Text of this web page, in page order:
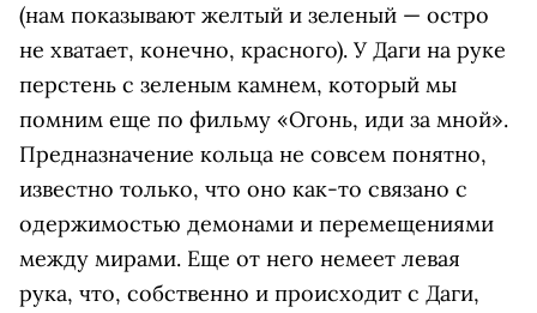
(нам показывают желтый и зеленый — остро
не хватает, конечно, красного). У Даги на руке
перстень с зеленым камнем, который мы
помним еще по фильму «Огонь, иди за мной».
Предназначение кольца не совсем понятно,
известно только, что оно как-то связано с
одержимостью демонами и перемещениями
между мирами. Еще от него немеет левая
рука, что, собственно и происходит с Даги,